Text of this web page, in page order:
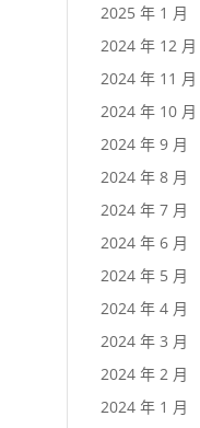
2025 年 1 月
2024 年 12 月
2024 年 11 月
2024 年 10 月
2024 年 9 月
2024 年 8 月
2024 年 7 月
2024 年 6 月
2024 年 5 月
2024 年 4 月
2024 年 3 月
2024 年 2 月
2024 年 1 月